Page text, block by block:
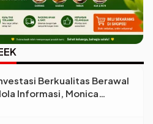
Berkualitas Berawal
Informasi, Monica
Sekadar Analisis